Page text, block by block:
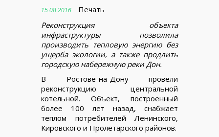
15.08.2016
Печать
Реконструкция объекта
инфраструктуры позволила
производить тепловую энергию без
ущерба экологии, а также продлить
городскую набережную реки Дон.
В Ростове-на-Дону провели
реконструкцию центральной
котельной. Объект, построенный
более 100 лет назад, снабжает
теплом потребителей Ленинского,
Кировского и Пролетарского районов.